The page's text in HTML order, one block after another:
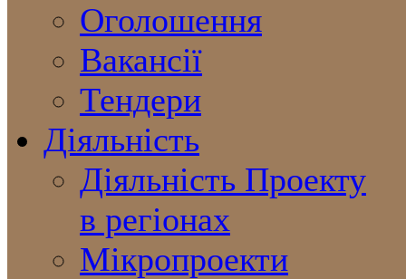
Оголошення
Вакансії
Тендери
Діяльність
Діяльність Проекту
в регіонах
Мікропроекти